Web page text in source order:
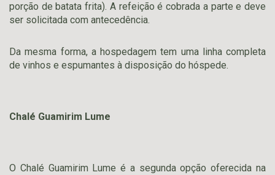
porção de batata frita). A refeição é cobrada a parte e deve
ser solicitada com antecedência.
Da mesma forma, a hospedagem tem uma linha completa
de vinhos e espumantes à disposição do hóspede.
Chalé Guamirim Lume
O Chalé Guamirim Lume é a segunda opção oferecida na